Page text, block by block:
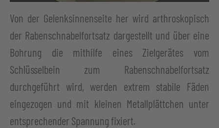
Von der Gelenksinnenseite her wird arthroskopisch
der Rabenschnabelfortsatz dargestellt und über eine
Bohrung die mithilfe eines Zielgerätes vom
Schlüsselbein zum Rabenschnabelfortsatz
durchgeführt wird, werden extrem stabile Fäden
eingezogen und mit kleinen Metallplättchen unter
entsprechender Spannung fixiert.